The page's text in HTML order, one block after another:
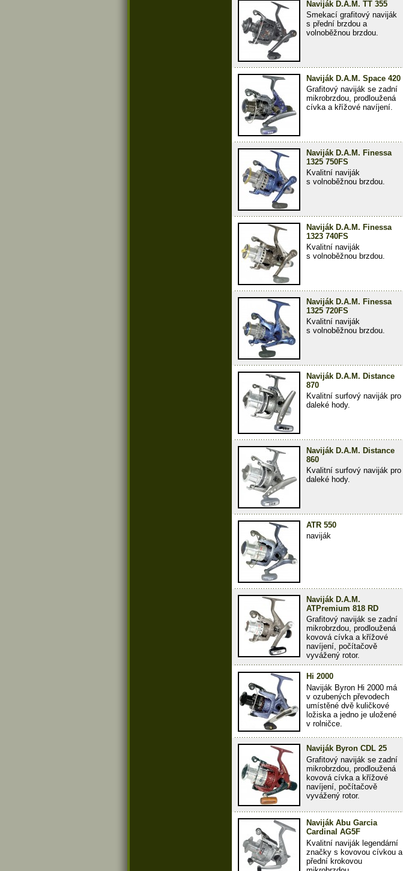
Naviják D.A.M. TT 355
Smekací grafitový naviják
s přední brzdou a
volnoběžnou brzdou.
Naviják D.A.M. Space 420
Grafitový naviják se zadní
mikrobrzdou, prodloužená
cívka a křížové navíjení.
Naviják D.A.M. Finessa
1325 750FS
Kvalitní naviják
s volnoběžnou brzdou.
Naviják D.A.M. Finessa
1323 740FS
Kvalitní naviják
s volnoběžnou brzdou.
Naviják D.A.M. Finessa
1325 720FS
Kvalitní naviják
s volnoběžnou brzdou.
Naviják D.A.M. Distance
870
Kvalitní surfový naviják pro
daleké hody.
Naviják D.A.M. Distance
860
Kvalitní surfový naviják pro
daleké hody.
ATR 550
naviják
Naviják D.A.M.
ATPremium 818 RD
Grafitový naviják se zadní
mikrobrzdou, prodloužená
kovová cívka a křížové
navíjení, počítačově
vyvážený rotor.
Hi 2000
Naviják Byron Hi 2000 má
v ozubených převodech
umístěné dvě kuličkové
ložiska a jedno je uložené
v rolničce.
Naviják Byron CDL 25
Grafitový naviják se zadní
mikrobrzdou, prodloužená
kovová cívka a křížové
navíjení, počítačově
vyvážený rotor.
Naviják Abu Garcia
Cardinal AG5F
Kvalitní naviják legendární
značky s kovovou cívkou a
přední krokovou